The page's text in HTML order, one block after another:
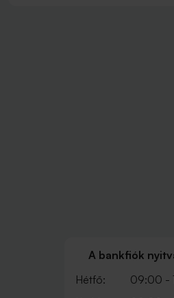
A bankfiók
Hétfő:
09:00 -